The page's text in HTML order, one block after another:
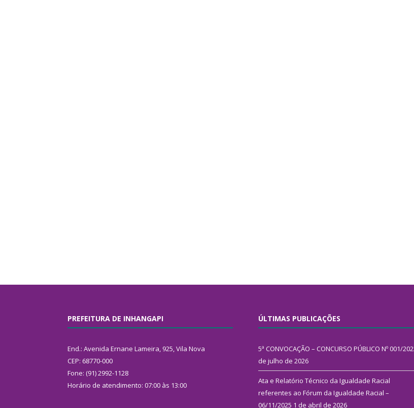
PREFEITURA DE INHANGAPI
End.: Avenida Ernane Lameira, 925, Vila Nova
CEP: 68770-000
Fone: (91) 2992-1128
Horário de atendimento: 07:00 às 13:00
ÚLTIMAS PUBLICAÇÕES
5ª CONVOCAÇÃO – CONCURSO PÚBLICO Nº 001/
de julho de 2026
Ata e Relatório Técnico da Igualdade Racial
referentes ao Fórum da Igualdade Racial –
06/11/2025 1 de abril de 2026